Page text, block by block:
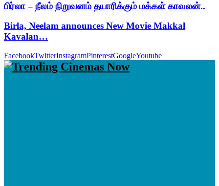
பிர்லா – நீலம் நிறுவனம் தயாரிக்கும் மக்கள் காவலன்..
Birla, Neelam announces New Movie Makkal
Kavalan…
FacebookTwitterInstagramPinterestGoogleYoutube